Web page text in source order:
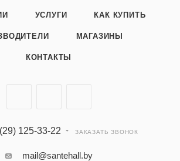
УСЛУГИ КАК КУПИТЬ
МАГАЗИНЫ
КОНТАКТЫ
125-33-22 ЗАКАЗАТЬ ЗВОНОК
mail@santehall.by